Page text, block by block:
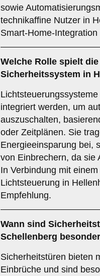
sowie
technikaffine Nutzer in
Smart-Home-
Welche Rolle spielt
Sicherheitssystem in
integriert werden, um
auszuschalten,
oder Zeitplänen. Sie
Energieeinsparung bei,
von Einbrechern, da sie
In Verbindung mit
Lichtsteuerung in
Empfehlung.
Wann sind
Schellenberg
Sicherheitstüren bieten
Einbrüche und sind